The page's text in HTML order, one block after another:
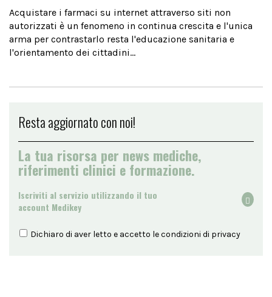
Acquistare i farmaci su internet attraverso siti non
autorizzati è un fenomeno in continua crescita e l'unica
arma per contrastarlo resta l'educazione sanitaria e
l'orientamento dei cittadini...
Resta aggiornato con noi!
La tua risorsa per news mediche,
riferimenti clinici e formazione.
Iscriviti al servizio utilizzando il tuo
account Medikey
Dichiaro di aver letto e accetto le condizioni di privacy